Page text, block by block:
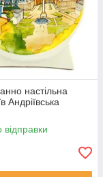
настільна
Андріївська
відправки